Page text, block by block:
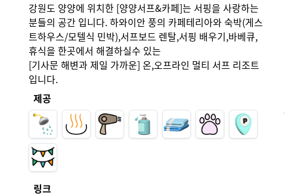
강원도 양양에 위치한 [양양서프&카페]는 서핑을 사랑하는
분들의 공간 입니다. 하와이안 풍의 카페테리아와 숙박(게스
트하우스/모텔식 민박),서프보드 렌탈,서핑 배우기,바베큐,
휴식을 한곳에서 해결하실수 있는
[기사문 해변과 제일 가까운] 온,오프라인 멀티 서프 리조트
입니다.
제공
링크